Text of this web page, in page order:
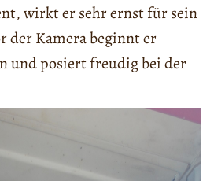
wirkt er sehr ernst für sein
der Kamera beginnt er
und posiert freudig bei der